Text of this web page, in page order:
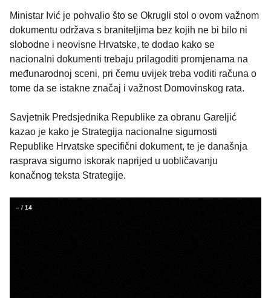
Ministar Ivić je pohvalio što se Okrugli stol o ovom važnom
dokumentu održava s braniteljima bez kojih ne bi bilo ni
slobodne i neovisne Hrvatske, te dodao kako se
nacionalni dokumenti trebaju prilagoditi promjenama na
međunarodnoj sceni, pri čemu uvijek treba voditi računa o
tome da se istakne značaj i važnost Domovinskog rata.
Savjetnik Predsjednika Republike za obranu Gareljić
kazao je kako je Strategija nacionalne sigurnosti
Republike Hrvatske specifični dokument, te je današnja
rasprava sigurno iskorak naprijed u uobličavanju
konačnog teksta Strategije.
– / 14